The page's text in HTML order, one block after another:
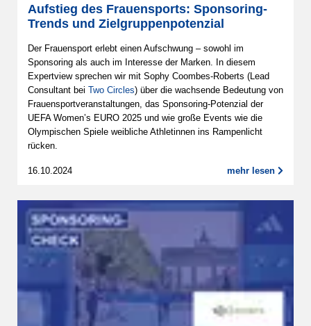
Aufstieg des Frauensports: Sponsoring-
Trends und Zielgruppenpotenzial
Der Frauensport erlebt einen Aufschwung – sowohl im
Sponsoring als auch im Interesse der Marken. In diesem
Expertview sprechen wir mit Sophy Coombes-Roberts (Lead
Consultant bei Two Circles) über die wachsende Bedeutung von
Frauensportveranstaltungen, das Sponsoring-Potenzial der
UEFA Women’s EURO 2025 und wie große Events wie die
Olympischen Spiele weibliche Athletinnen ins Rampenlicht
rücken.
16.10.2024 mehr lesen